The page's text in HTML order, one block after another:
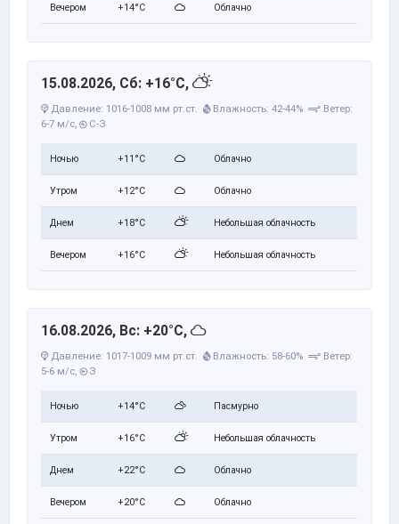
Вечером +14°C Облачно
15.08.2026, Сб: +16°C,
Давление: 1016-1008 мм рт.ст. Влажность: 42-44%
Ветер:
6-7 м/с, С-З
Ночью +11°C Облачно
Утром +12°C Облачно
Днем +18°C Небольшая облачность
Вечером +16°C Небольшая облачность
16.08.2026, Вс: +20°C,
Давление: 1017-1009 мм рт.ст. Влажность: 58-60%
Ветер:
5-6 м/с, З
Ночью +14°C Пасмурно
Утром +16°C Небольшая облачность
Днем +22°C Облачно
Вечером +20°C Облачно